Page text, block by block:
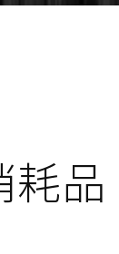
耗